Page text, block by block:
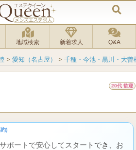
地域検索 新着求人 Q&A
> 愛知（名古屋） > 千種・今池・黒川・大曽
20代 歓迎
)
ポートで安心してスタートでき、お